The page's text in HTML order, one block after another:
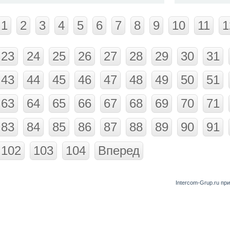
1 2 3 4 5 6 7 8 9 10 11
23 24 25 26 27 28 29 30
31
43
44 45 46 47 48 49 50
51
63
64 65 66 67 68 69 70
71
83
84 85 86 87 88 89 90
91
102
103 104 Вперед
Intercom-Grup.ru